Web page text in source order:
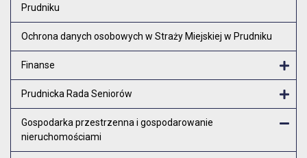
Prudniku
Ochrona danych osobowych w Straży Miejskiej w Prudniku
Finanse
Prudnicka Rada Seniorów
Gospodarka przestrzenna i gospodarowanie
nieruchomościami